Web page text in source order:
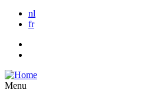
nl
fr
Menu